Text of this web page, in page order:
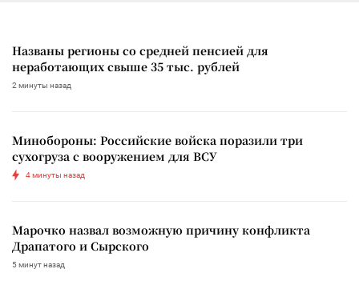
Названы регионы со средней пенсией для
неработающих свыше 35 тыс. рублей
2 минуты назад
Минобороны: Российские войска поразили три
сухогруза с вооружением для ВСУ
4 минуты назад
Марочко назвал возможную причину конфликта
Драпатого и Сырского
5 минут назад